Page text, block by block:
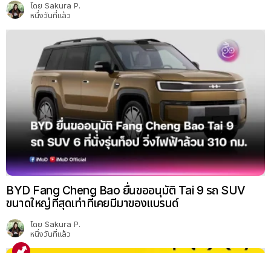
โดย Sakura P.
หนึ่งวันที่แล้ว
BYD Fang Cheng Bao ยื่นขออนุมัติ Tai 9 รถ SUV
ขนาดใหญ่ที่สุดเท่าที่เคยมีมาของแบรนด์
โดย Sakura P.
หนึ่งวันที่แล้ว